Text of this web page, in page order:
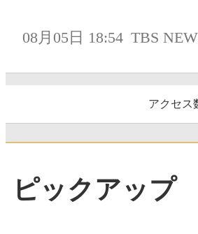
08月05日 18:54 TBS
アクセス
ピックアップ